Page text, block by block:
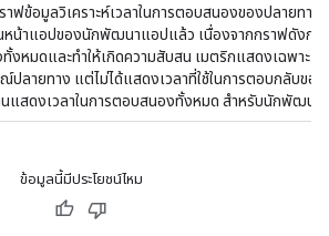
ราฟข้อมูลวิเคราะห์เวลาในการตอบสนองของปลายทา
นหน้าแอปของนักพัฒนาแอปแล้ว เนื่องจากกราฟดังกล่า
งหมดและทำให้เกิดความสับสน เมตริกแสดงเฉพาะเว
ปลายทาง แต่ไม่ได้แสดงเวลาที่ใช้ในการตอบกลับขอ
แสดงเวลาในการตอบสนองทั้งหมด สำหรับนักพัฒนา
ข้อมูลนี้มีประโยชน์ไหม